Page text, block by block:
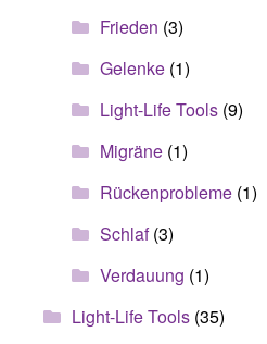
Frieden (3)
Gelenke(1)
Light-Life Tools(9)
Migräne(1)
Rückenprobleme(1)
Schlaf(3)
Verdauung (1)
Light-Life Tools(35)